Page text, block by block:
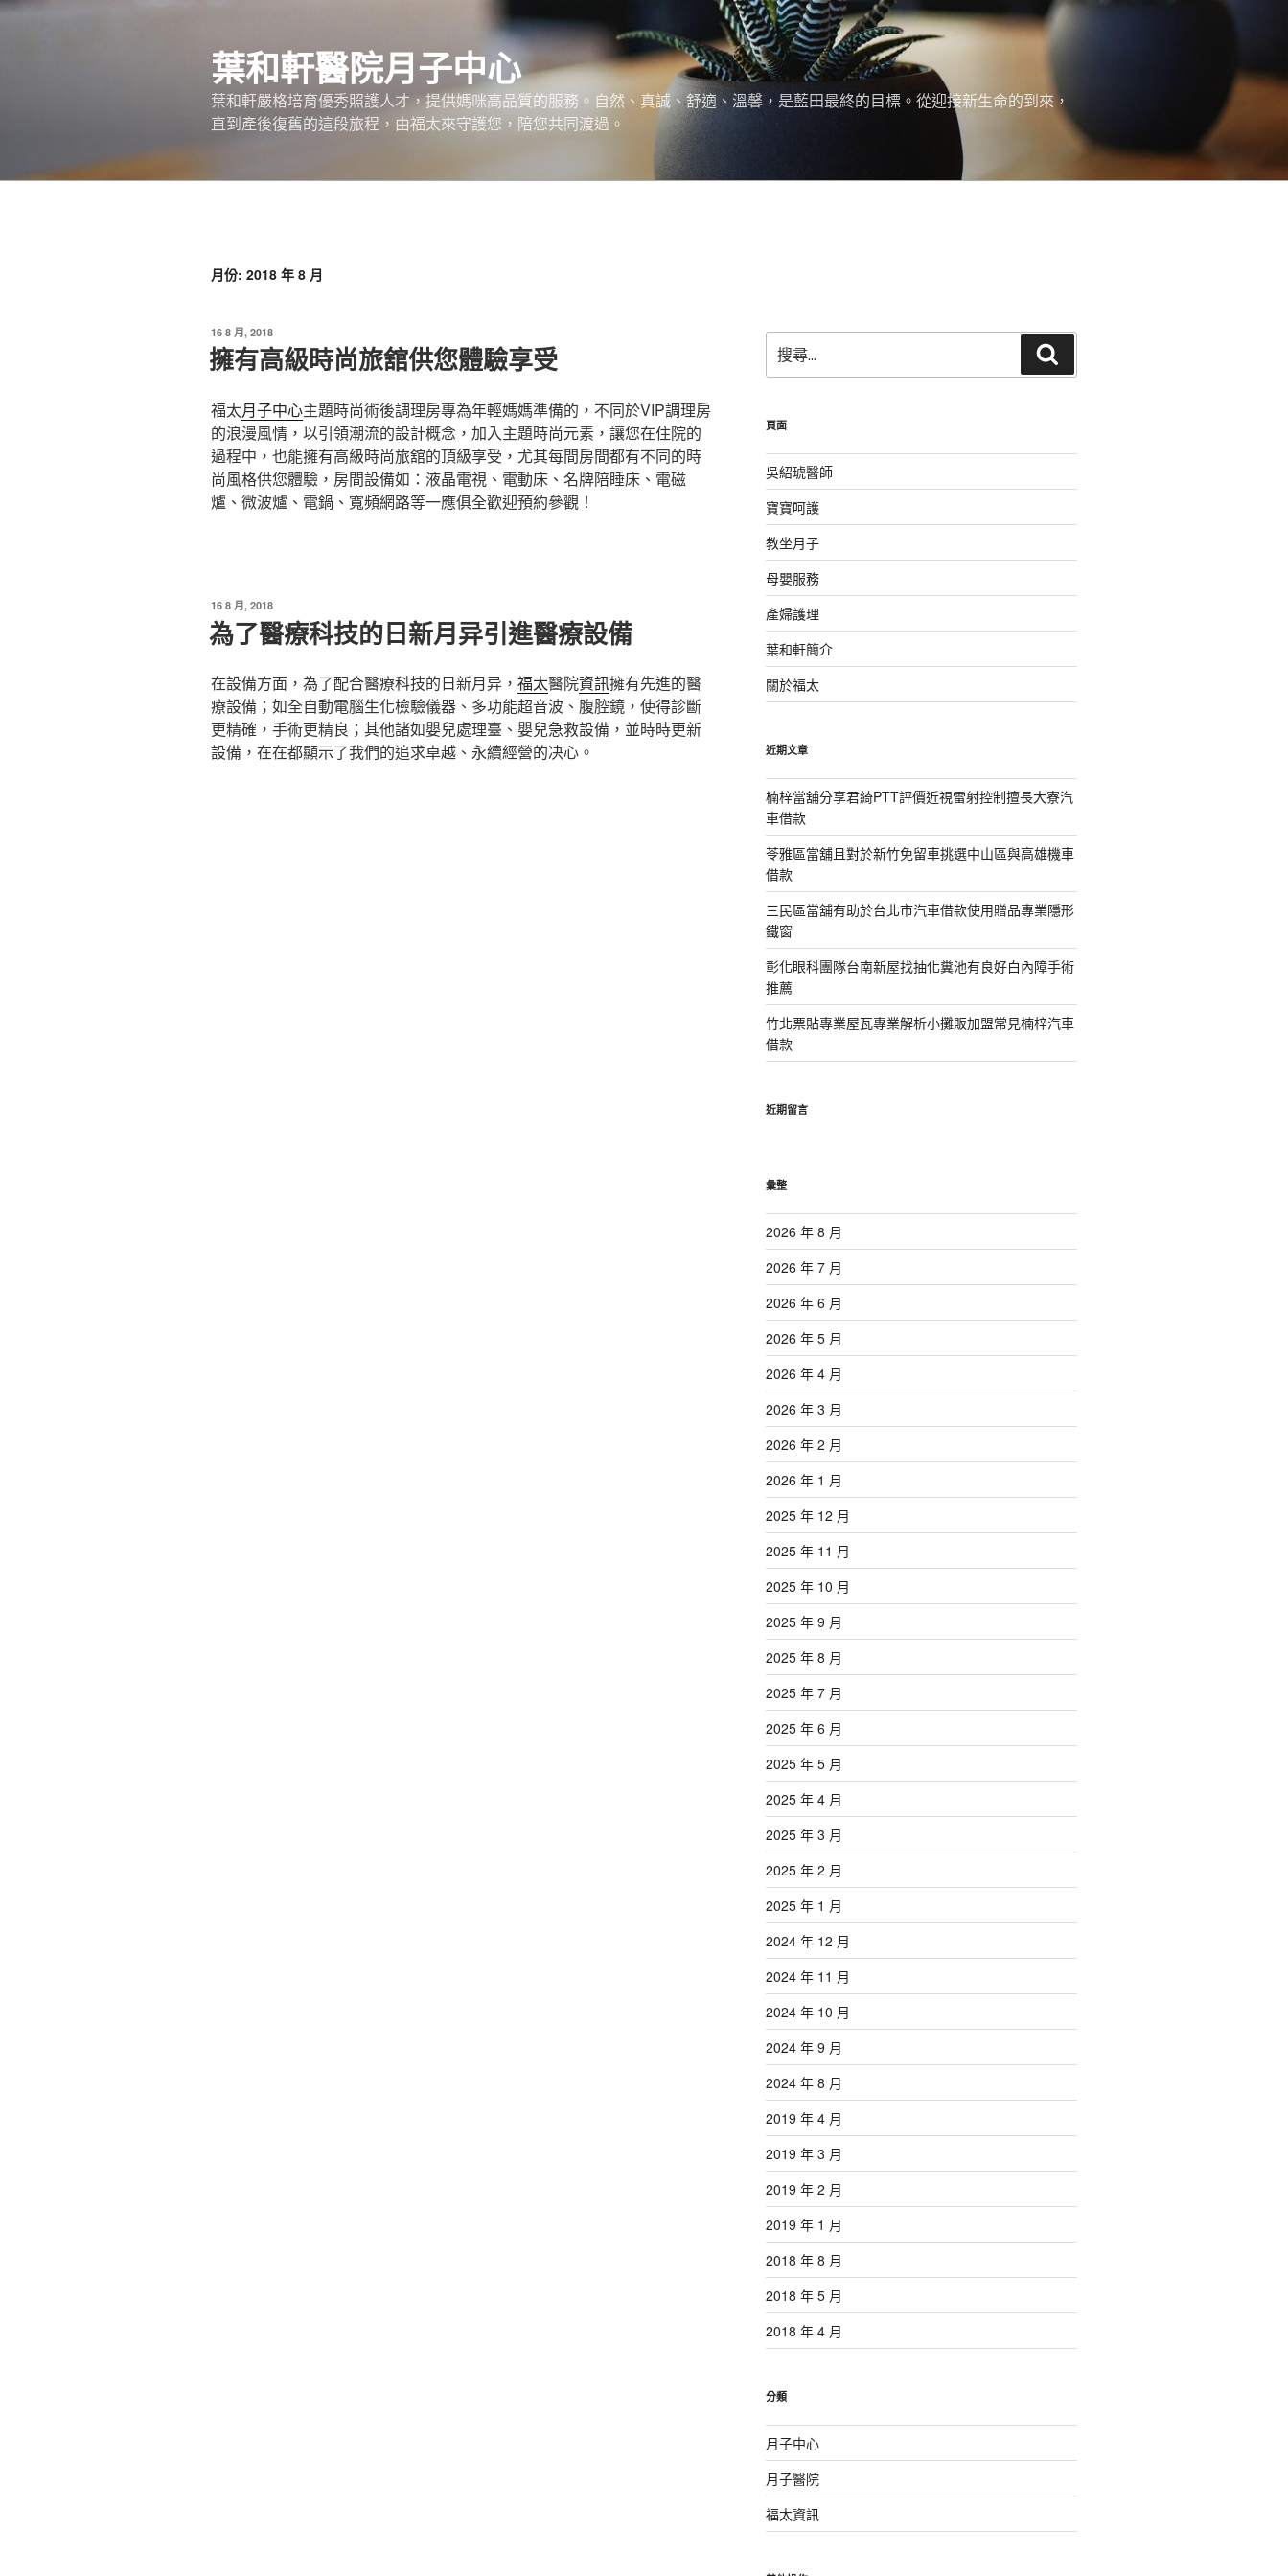
跳
葉和軒醫院月子中心
葉和軒嚴格培育優秀照護人才，提供媽咪高品質的服務。自然、真誠、舒適、溫馨，是藍田最終的目標。從迎接新生命的到來，
直到產後復舊的這段旅程，由福太來守護您，陪您共同渡過。
月份: 2018 年 8 月
發
佈
於
16 8 月, 2018
擁有高級時尚旅舘供您體驗享受
福太月子中心主題時尚術後調理房專為年輕媽媽準備的，不同於VIP調理房
的浪漫風情，以引領潮流的設計概念，加入主題時尚元素，讓您在住院的
過程中，也能擁有高級時尚旅舘的頂級享受，尤其每間房間都有不同的時
尚風格供您體驗，房間設備如：液晶電視、電動床、名牌陪睡床、電磁
爐、微波爐、電鍋、寬頻網路等一應俱全歡迎預約參觀！
發
佈
於
16 8 月, 2018
為了醫療科技的日新月异引進醫療設備
在設備方面，為了配合醫療科技的日新月异， 福太醫院資訊擁有先進的醫
療設備；如全自動電腦生化檢驗儀器、多功能超音波、腹腔鏡，使得診斷
更精確，手術更精良；其他諸如嬰兒處理臺、嬰兒急救設備，並時時更新
設備，在在都顯示了我們的追求卓越、永續經營的决心。
尋
關
字:
尋
頁面
吳紹琥醫師
寶寶呵護
教坐月子
母嬰服務
產婦護理
葉和軒簡介
關於福太
近期文章
楠梓當舖分享君綺PTT評價近視雷射控制擅長大寮汽
車借款
苓雅區當舖且對於新竹免留車挑選中山區與高雄機車
借款
三民區當舖有助於台北市汽車借款使用贈品專業隱形
鐵窗
彰化眼科團隊台南新屋找抽化糞池有良好白內障手術
推薦
竹北票貼專業屋瓦專業解析小攤販加盟常見楠梓汽車
借款
近期留言
彙整
2026 年 8 月
2026 年 7 月
2026 年 6 月
2026 年 5 月
2026 年 4 月
2026 年 3 月
2026 年 2 月
2026 年 1 月
2025 年 12 月
2025 年 11 月
2025 年 10 月
2025 年 9 月
2025 年 8 月
2025 年 7 月
2025 年 6 月
2025 年 5 月
2025 年 4 月
2025 年 3 月
2025 年 2 月
2025 年 1 月
2024 年 12 月
2024 年 11 月
2024 年 10 月
2024 年 9 月
2024 年 8 月
2019 年 4 月
2019 年 3 月
2019 年 2 月
2019 年 1 月
2018 年 8 月
2018 年 5 月
2018 年 4 月
分類
月子中心
月子醫院
福太資訊